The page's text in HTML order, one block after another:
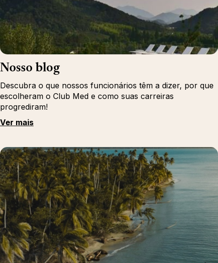
Nosso blog
Descubra o que nossos funcionários têm a dizer, por que
escolheram o Club Med e como suas carreiras
progrediram!
Ver mais